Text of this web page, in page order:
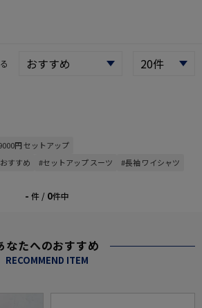
円 セットアップ
すすめ
#セットアップ スーツ
#長袖 ワイシャツ
- 件 / 0件中
なたへのおすすめ
RECOMMEND ITEM